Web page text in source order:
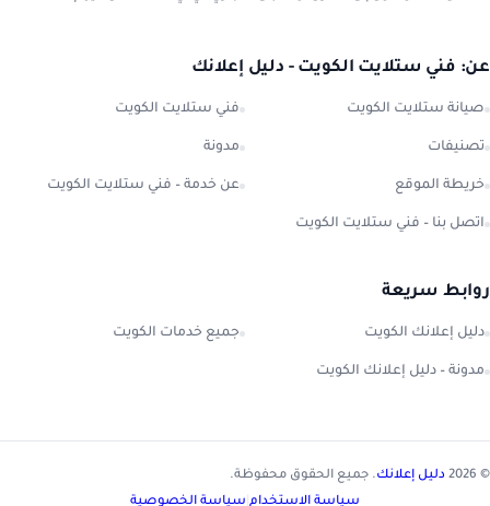
عن: فني ستلايت الكويت - دليل إعلانك
صيانة ستلايت الكويت فني ستلايت الكويت
تصنيفات مدونة
خريطة الموقع عن خدمة – فني ستلايت الكويت
اتصل بنا – فني ستلايت الكويت
روابط سريعة
دليل إعلانك الكويت جميع خدمات الكويت
مدونة – دليل إعلانك الكويت
© 2026 دليل إعلانك. جميع الحقوق محفوظة.
سياسة الاستخدام سياسة الخصوصية